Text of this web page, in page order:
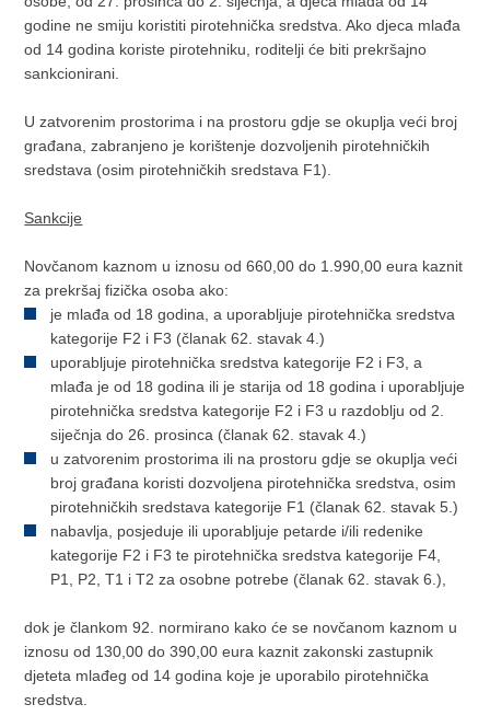
godine ne smiju koristiti pirotehnička sredstva. Ako djeca mlađa
od 14 godina koriste pirotehniku, roditelji će biti prekršajno
sankcionirani.
U zatvorenim prostorima i na prostoru gdje se okuplja veći broj
građana, zabranjeno je korištenje dozvoljenih pirotehničkih
sredstava (osim pirotehničkih sredstava F1).
Sankcije
Novčanom kaznom u iznosu od 660,00 do 1.990,00 eura kaznit
za prekršaj fizička osoba ako:
je mlađa od 18 godina, a uporabljuje pirotehnička sredstva
kategorije F2 i F3 (članak 62. stavak 4.)
uporabljuje pirotehnička sredstva kategorije F2 i F3, a
mlađa je od 18 godina ili je starija od 18 godina i uporabljuje
pirotehnička sredstva kategorije F2 i F3 u razdoblju od 2.
siječnja do 26. prosinca (članak 62. stavak 4.)
u zatvorenim prostorima ili na prostoru gdje se okuplja veći
broj građana koristi dozvoljena pirotehnička sredstva, osim
pirotehničkih sredstava kategorije F1 (članak 62. stavak 5.)
nabavlja, posjeduje ili uporabljuje petarde i/ili redenike
kategorije F2 i F3 te pirotehnička sredstva kategorije F4,
P1, P2, T1 i T2 za osobne potrebe (članak 62. stavak 6.),
dok je člankom 92. normirano kako će se novčanom kaznom u
iznosu od 130,00 do 390,00 eura kaznit zakonski zastupnik
djeteta mlađeg od 14 godina koje je uporabilo pirotehnička
sredstva.